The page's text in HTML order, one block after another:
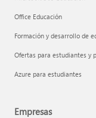
Office Educación
Formación y desarrollo de
Ofertas para estudiantes y
Azure para estudiantes
Empresas